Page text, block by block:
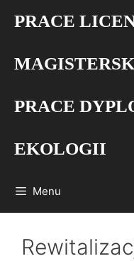
PRACE
PRACE
EKOLOGII
Menu